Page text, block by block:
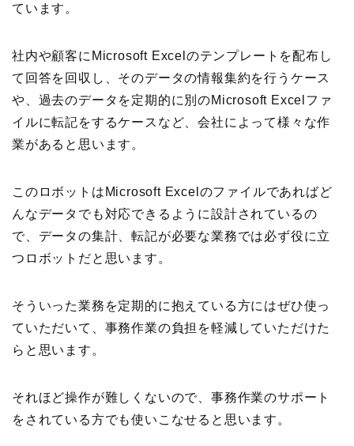
ています。
社内や顧客にMicrosoft Excelのテンプレートを配布し
て回答を回収し、そのデータの情報集約を行うケース
や、過去のデータを定期的に別のMicrosoft Excelファ
イルに転記をするケースなど、会社によって様々な作
業があると思います。
このロボットはMicrosoft Excelのファイルであればど
んなデータでも対応できるように設計されているの
で、データの集計、転記が必要な業務では必ず役に立
つロボットだと思います。
そういった業務を定期的に抱えている方にはぜひ使っ
ていただいて、事務作業の負担を軽減していただけた
らと思います。
それほど操作が難しくないので、事務作業のサポート
をされている方でも使いこなせると思います。